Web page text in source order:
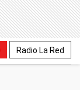
Radio La Red